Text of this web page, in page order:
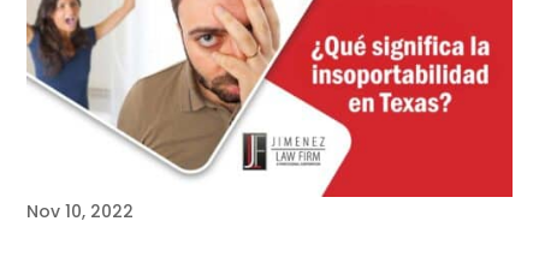
Nov 10, 2022